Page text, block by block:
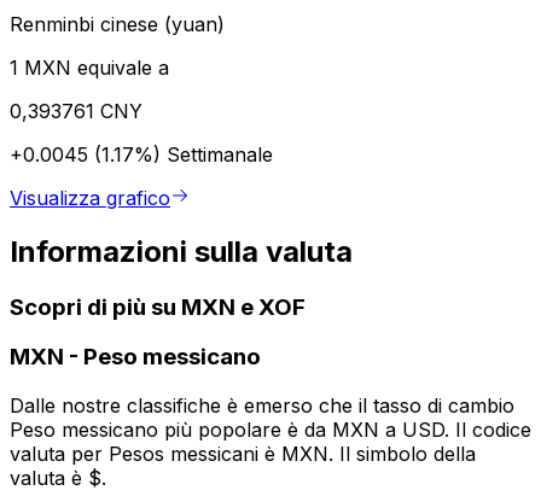
Renminbi cinese (yuan)
1 MXN equivale a
0,393761 CNY
+0.0045 (1.17%) Settimanale
Visualizza grafico
Informazioni sulla valuta
Scopri di più su MXN e XOF
MXN - Peso messicano
Dalle nostre classifiche è emerso che il tasso di cambio
Peso messicano più popolare è da MXN a USD. Il codice
valuta per Pesos messicani è MXN. Il simbolo della
valuta è $.